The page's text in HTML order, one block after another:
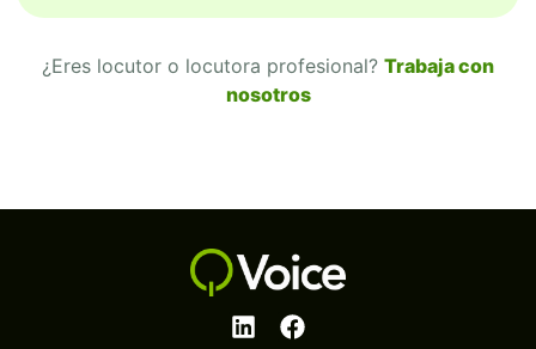
¿Eres locutor o locutora profesional? Trabaja con
nosotros